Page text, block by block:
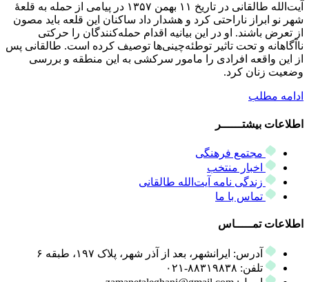
آیت‌الله طالقانی در تاریخ ۱۱ بهمن ۱۳۵۷ در پیامی از حمله به قلعۀ
شهر نو ابراز ناراحتی کرد و هشدار داد ساکنان این قلعه باید مصون
از تعرض باشند. او در این بیانیه اقدام حمله‌کنندگان را حرکتی
ناآگاهانه و تحت تاثیر توطئه‌چینی‌ها توصیف کرده است. طالقانی پس
از این واقعه افرادی را مامور سرکشی به این منطقه و بررسی
وضعیت زنان کرد.
ادامه مطلب
اطلاعات بیشتــــــر
مجتمع فرهنگی
اخبار منتخب
زندگی نامه آیت‌الله طالقانی
تماس با ما
اطلاعات تمـــــاس
آدرس: ایرانشهر، بعد از آذر شهر، پلاک ۱۹۷، طبقه ۶
تلفن: ۸۸۳۱۹۸۳۸-۰۲۱